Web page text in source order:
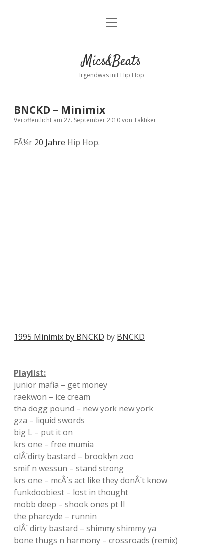
Kontakt
facebookinstagram
bandcamp
spotify
Menü
Mics&Beats
Irgendwas mit Hip Hop
BNCKD – Minimix
Veröffentlicht am 27. September 2010von Taktiker
FÃ¼r 20 Jahre Hip Hop.
1995 Minimix by BNCKD by BNCKD
Playlist:
junior mafia – get money
raekwon – ice cream
tha dogg pound – new york new york
gza – liquid swords
big L – put it on
krs one – free mumia
olÂ´dirty bastard – brooklyn zoo
smif n wessun – stand strong
krs one – mcÂ´s act like they donÂ´t know
funkdoobiest – lost in thought
mobb deep – shook ones pt II
the pharcyde – runnin
olÂ´ dirty bastard – shimmy shimmy ya
bone thugs n harmony – crossroads (remix)